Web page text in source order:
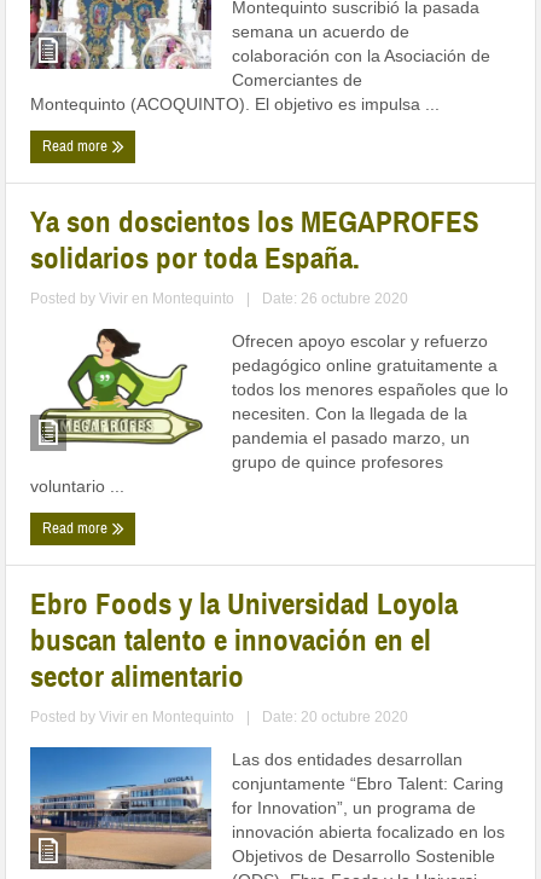
Montequinto suscribió la pasada
semana un acuerdo de
colaboración con la Asociación de
Comerciantes de
Montequinto (ACOQUINTO). El objetivo es impulsa ...
Read more
Ya son doscientos los MEGAPROFES
solidarios por toda España.
Posted byVivir en Montequinto Date: 26 octubre 2020
Ofrecen apoyo escolar y refuerzo
pedagógico online gratuitamente a
todos los menores españoles que lo
necesiten. Con la llegada de la
pandemia el pasado marzo, un
grupo de quince profesores
voluntario ...
Read more
Ebro Foods y la Universidad Loyola
buscan talento e innovación en el
sector alimentario
Posted byVivir en Montequinto Date: 20 octubre 2020
Las dos entidades desarrollan
conjuntamente “Ebro Talent: Caring
for Innovation”, un programa de
innovación abierta focalizado en los
Objetivos de Desarrollo Sostenible